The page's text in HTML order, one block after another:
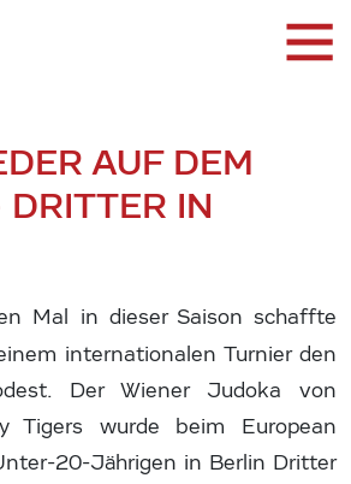
AUF DEM
DRITTER IN
Mal in dieser Saison schaffte
internationalen Turnier den
Der Wiener Judoka von
Tigers wurde beim European
20-Jährigen in Berlin Dritter